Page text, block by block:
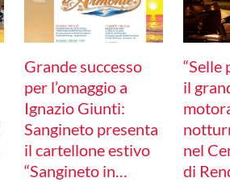
Grande successo
per l’omaggio a
Ignazio Giunti:
Sangineto presenta
il cartellone estivo
“Sangineto in…
“Selle
il
nel
di